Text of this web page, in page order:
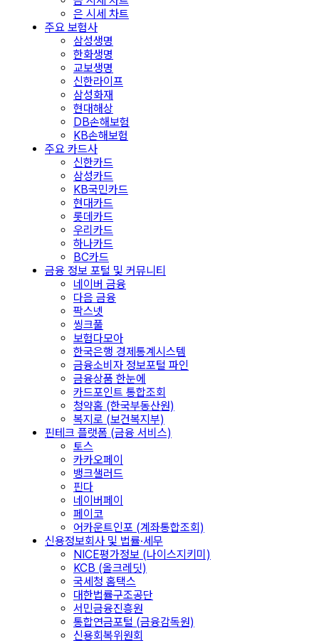
은 시세 차트
주요 보험사
삼성생명
한화생명
교보생명
신한라이프
삼성화재
현대해상
DB손해보험
KB손해보험
주요 카드사
신한카드
삼성카드
KB국민카드
현대카드
롯데카드
우리카드
하나카드
BC카드
금융 정보 포털 및 커뮤니티
네이버 금융
다음 금융
팍스넷
씽크풀
보험다모아
한국은행 경제통계시스템
금융소비자 정보포털 파인
금융상품 한눈에
카드포인트 통합조회
청약홈 (한국부동산원)
복지로 (보건복지부)
핀테크 플랫폼 (금융 서비스)
토스
카카오페이
뱅크샐러드
핀다
네이버페이
페이코
어카운트인포 (계좌통합조회)
신용정보회사 및 법률·세무
NICE평가정보 (나이스지키미)
KCB (올크레딧)
국세청 홈택스
대한법률구조공단
서민금융진흥원
통합연금포털 (금융감독원)
신용회복위원회